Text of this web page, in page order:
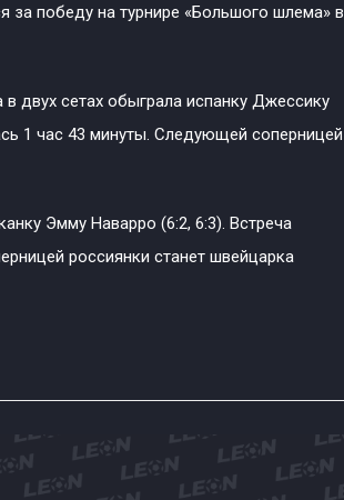
за победу на турнире «Большого шлема» в
двух сетах обыграла испанку Джессику
1 час 43 минуты. Следующей соперницей
Эмму Наварро (6:2, 6:3). Встреча
россиянки станет швейцарка